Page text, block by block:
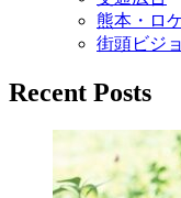
熊本・ロ
街頭ビジ
Recent Posts